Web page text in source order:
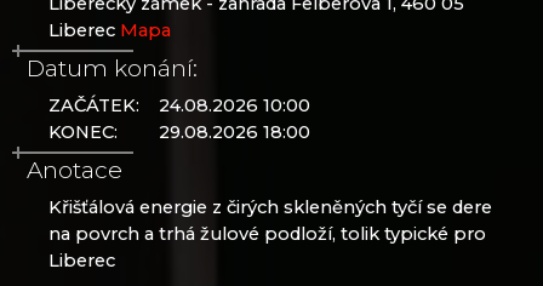
Liberec Mapa
Datum konání:
ZAČÁTEK:
KONEC:
24.08.2026 10:00
29.08.2026 18:00
Anotace
Křišťálová energie z čirých skleněných tyčí se dere
na povrch a trhá žulové podloží, tolik typické pro
Liberec